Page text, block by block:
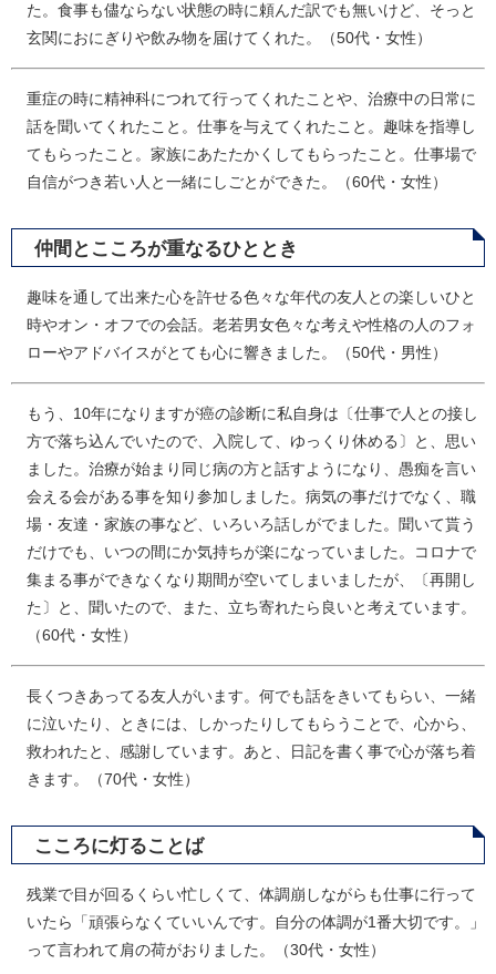
た。食事も儘ならない状態の時に頼んだ訳でも無いけど、そっと
玄関におにぎりや飲み物を届けてくれた。（50代・女性）
重症の時に精神科につれて行ってくれたことや、治療中の日常に
話を聞いてくれたこと。仕事を与えてくれたこと。趣味を指導し
てもらったこと。家族にあたたかくしてもらったこと。仕事場で
自信がつき若い人と一緒にしごとができた。（60代・女性）
仲間とこころが重なるひととき
趣味を通して出来た心を許せる色々な年代の友人との楽しいひと
時やオン・オフでの会話。老若男女色々な考えや性格の人のフォ
ローやアドバイスがとても心に響きました。（50代・男性）
もう、10年になりますが癌の診断に私自身は〔仕事で人との接し
方で落ち込んでいたので、入院して、ゆっくり休める〕と、思い
ました。治療が始まり同じ病の方と話すようになり、愚痴を言い
会える会がある事を知り参加しました。病気の事だけでなく、職
場・友達・家族の事など、いろいろ話しがでました。聞いて貰う
だけでも、いつの間にか気持ちが楽になっていました。コロナで
集まる事ができなくなり期間が空いてしまいましたが、〔再開し
た〕と、聞いたので、また、立ち寄れたら良いと考えています。
（60代・女性）
長くつきあってる友人がいます。何でも話をきいてもらい、一緒
に泣いたり、ときには、しかったりしてもらうことで、心から、
救われたと、感謝しています。あと、日記を書く事で心が落ち着
きます。（70代・女性）
こころに灯ることば
残業で目が回るくらい忙しくて、体調崩しながらも仕事に行って
いたら「頑張らなくていいんです。自分の体調が1番大切です。」
って言われて肩の荷がおりました。（30代・女性）